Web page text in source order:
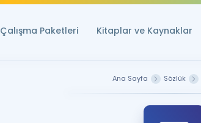
Çalışma Paketleri Kitaplar ve Kaynaklar
Ana Sayfa Sözlük